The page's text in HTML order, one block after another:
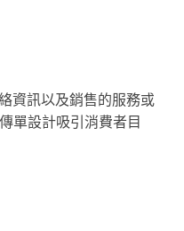
資訊以及銷售的服務或
單設計吸引消費者目